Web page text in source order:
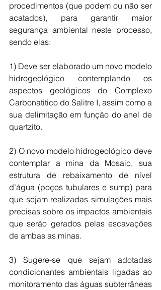
procedimentos (que podem ou não ser
acatados), para garantir maior
segurança ambiental neste processo,
sendo elas:
1) Deve ser elaborado um novo modelo
hidrogeológico contemplando os
aspectos geológicos do Complexo
Carbonatitico do Salitre I, assim como a
sua delimitação em função do anel de
quartzito.
2) O novo modelo hidrogeológico deve
contemplar a mina da Mosaic, sua
estrutura de rebaixamento de nível
d’água (poços tubulares e sump) para
que sejam realizadas simulações mais
precisas sobre os impactos ambientais
que serão gerados pelas escavações
de ambas as minas.
3) Sugere-se que sejam adotadas
condicionantes ambientais ligadas ao
monitoramento das águas subterrâneas